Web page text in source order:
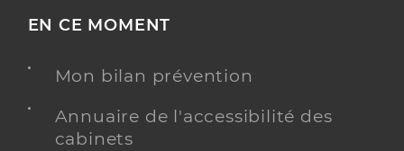
EN CE MOMENT
Mon bilan prévention
Annuaire de l'accessibilité des
cabinets